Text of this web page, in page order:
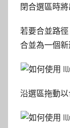
閉合選區時
若要合並路
合並為一個新
沿選區拖動以